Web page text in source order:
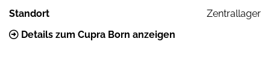
Standort
Zentrallager
Details zum Cupra Born anzeigen